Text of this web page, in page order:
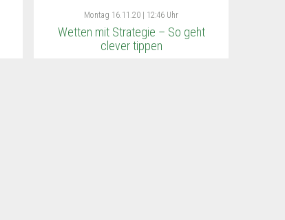
Montag 16.11.20 | 12:46 Uhr
Wetten mit Strategie – So geht
clever tippen